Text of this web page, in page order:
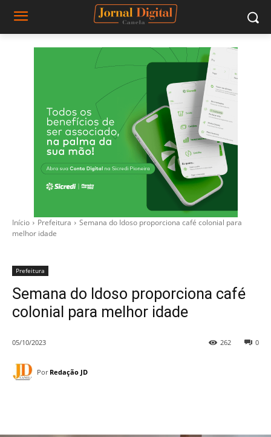
Início Prefeitura
Semana do Idoso proporciona café colonial para
melhor idade
Prefeitura
Semana do Idoso proporciona café
colonial para melhor idade
05/10/2023 0
262
Por Redação JD